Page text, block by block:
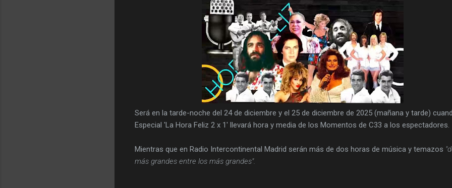
Será en la tarde-noche del 24 de diciembre y el 25 de diciembre de 2025 (mañana y tarde)
Especial 'La Hora Feliz 2 x 1' llevará hora y media de los Momentos de C33 a los espectadores.
Mientras que en Radio Intercontinental Madrid serán más de dos horas de música y temazos
más grandes entre los más grandes".